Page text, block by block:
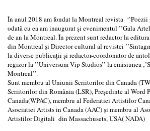
În anul 2018 am fondat la Montreal revista ‘’Poezii
odată cu ea am inaugurat și evenimentul ’’Gala
de an la Montreal. În prezent sunt redactor la editura
din Montreal și Director cultural al revistei
la diverse publicații și redactor-coordonator de
regizor la ’’Universum Vip Studios’’ la emisiunea
Montreal’’.
Sunt membru al Uniunii Scriitorilor din Canada
Scriitorilor din România (LSR), Președinte al Word
Canada(WPAC), membru al Federatiei Artistilor
Asociatiei Artists in Canada (AAC) și membru al
Artistilor Digitali din Massachusets, USA( NADA)